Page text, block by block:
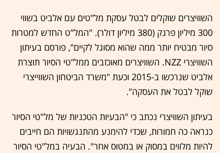
השוויצרים שוקלים לבטל עסקת מל"טים עם אלביט בשווי
300 מיליון פרנק (380 מיליון דולר). "המל"ט החדש למטרות
סיור מבטיח יותר ממה שהוא מסוגל לקיים", פורסם בעיתון
השוויצרי NZZ. השוויצרים מאוכזבים ממל"טי הסיור תוצרת
אלביט שנרכשו ב-2015 וכעת "משרד הביטחון השווייצרי
שוקל לבטל את העסקה".
בעיתון השוויצרי נכתב כי "הבעיות הטכניות של מל"טי הסיור
כנראה כה חמורות, שכדי להימנע מהתנגשויות הם חייבים
להיות מלווים במסוק או במטוס אחר". הבעיה במל"טי הסיור